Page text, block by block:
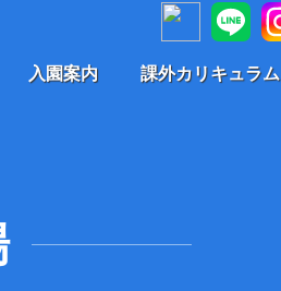
入園案内 課外カリキュラム